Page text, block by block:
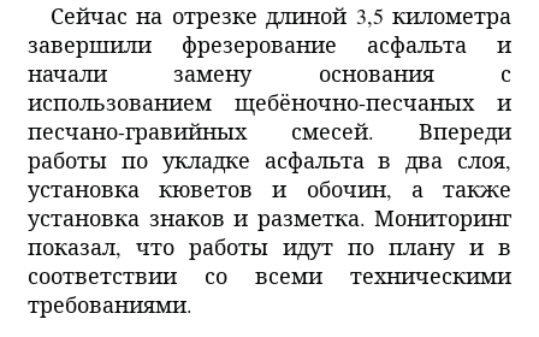
Сейчас на отрезке длиной 3,5 километра
завершили фрезерование асфальта и
начали замену основания с
использованием щебёночно-песчаных и
песчано-гравийных смесей. Впереди
работы по укладке асфальта в два слоя,
установка кюветов и обочин, а также
установка знаков и разметка. Мониторинг
показал, что работы идут по плану и в
соответствии со всеми техническими
требованиями.